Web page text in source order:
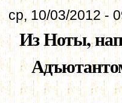
ср, 10/03/2012 -
Из Ноты,